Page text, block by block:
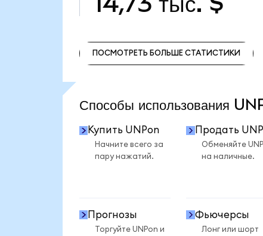
ПОСМОТРЕТЬ БОЛЬШЕ СТАТИСТИКИ
Способы использования
Купить UNPon
Начните всего за
пару нажатий.
Продать
Обменяйте
на наличные.
Прогнозы
Торгуйте UNPon и
Фьючерсы
Лонг или шорт